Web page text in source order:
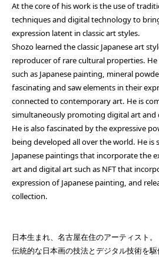
At the core of his work is the use of
techniques and digital technology to
expression latent in classic art styles.
Shozo learned the classic Japanese art
reproducer of rare cultural properties.
such as Japanese painting, mineral
fascinating and saw elements in their
connected to contemporary art. He is
simultaneously promoting digital art and
He is also fascinated by the expressive
being developed all over the world. He
Japanese paintings that incorporate the
art and digital art such as NFT that
expression of Japanese painting, and
collection.
日本生まれ、名古屋在住のアーティスト。
伝統的な日本画の技法とデジタル技術を